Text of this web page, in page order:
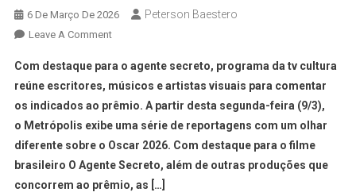
6 De Março De 2026 Peterson Baestero
Leave A Comment
Com destaque para o agente secreto, programa da tv cultura
reúne escritores, músicos e artistas visuais para comentar
os indicados ao prêmio. A partir desta segunda-feira (9/3),
o Metrópolis exibe uma série de reportagens com um olhar
diferente sobre o Oscar 2026. Com destaque para o filme
brasileiro O Agente Secreto, além de outras produções que
concorrem ao prêmio, as […]